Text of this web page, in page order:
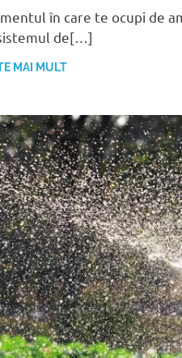
în care te ocupi de
de[…]
MAI MULT